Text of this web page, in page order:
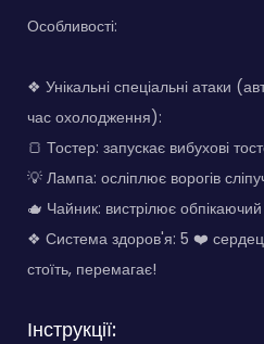
Особливості:
❖ Унікальні спеціальні атаки
час охолодження):
🍞 Тостер: запускає вибухові
💡 Лампа: осліплює ворогів
🫖 Чайник: вистрілює
❖ Система здоров'я: 5 ❤️
стоїть, перемагає!
Інструкції: